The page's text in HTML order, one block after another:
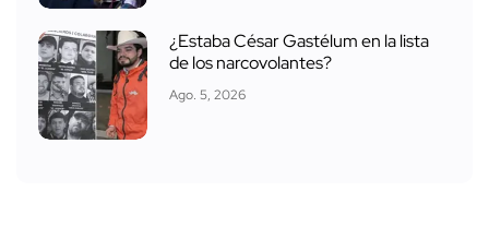
¿Estaba César Gastélum en la lista
de los narcovolantes?
Ago. 5, 2026